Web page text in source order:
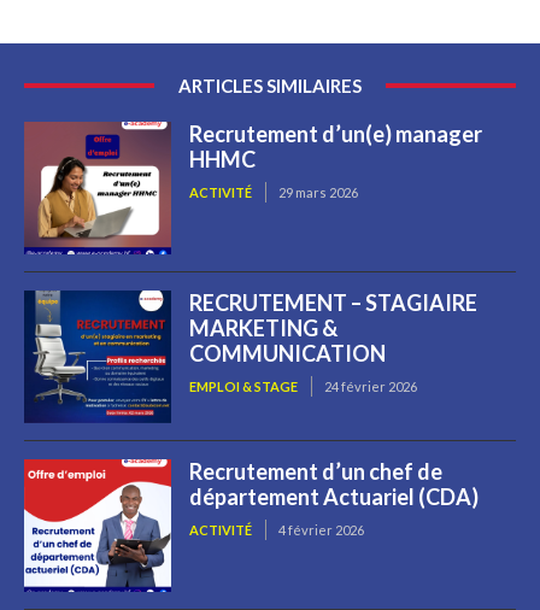
ARTICLES SIMILAIRES
Recrutement d’un(e) manager
HHMC
ACTIVITÉ 29 mars 2026
RECRUTEMENT – STAGIAIRE
MARKETING &
COMMUNICATION
EMPLOI & STAGE 24 février 2026
Recrutement d’un chef de
département Actuariel (CDA)
ACTIVITÉ 4 février 2026